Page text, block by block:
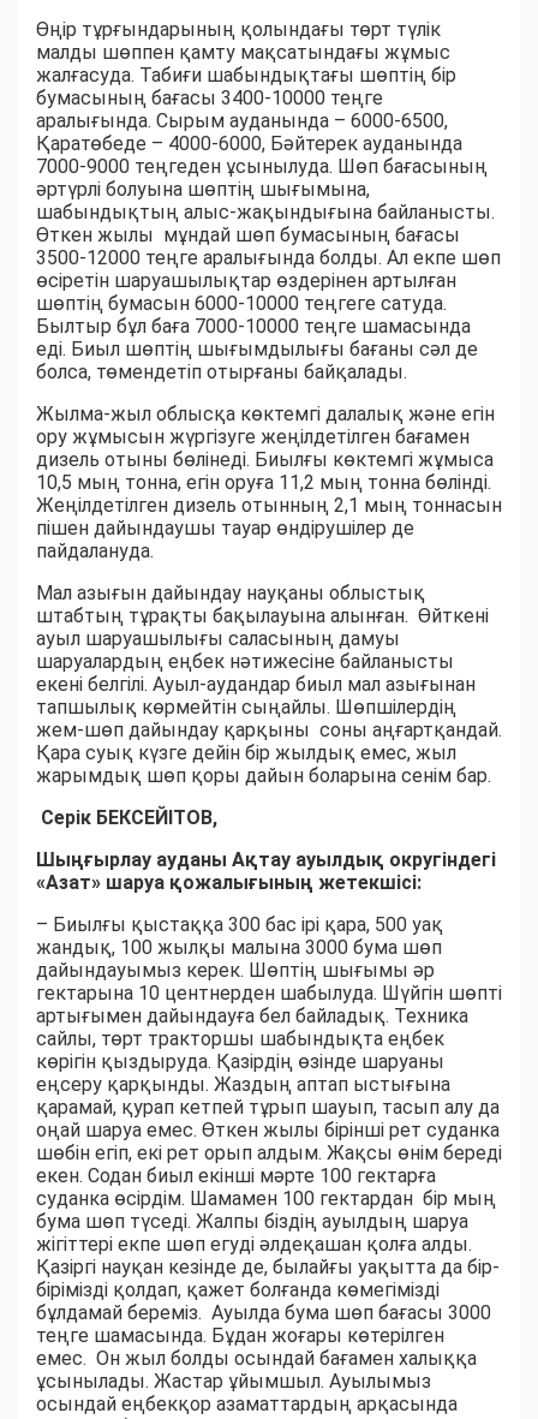
Өңір тұрғындарының қолындағы төрт түлік
малды шөппен қамту мақсатындағы жұмыс
жалғасуда. Табиғи шабындықтағы шөптің бір
бумасының бағасы 3400-10000 теңге
аралығында. Сырым ауданында – 6000-6500,
Қаратөбеде – 4000-6000, Бәйтерек ауданында
7000-9000 теңгеден ұсынылуда. Шөп бағасының
әртүрлі болуына шөптің шығымына,
шабындықтың алыс-жақындығына байланысты.
Өткен жылы мұндай шөп бумасының бағасы
3500-12000 теңге аралығында болды. Ал екпе шөп
өсіретін шаруашылықтар өздерінен артылған
шөптің бумасын 6000-10000 теңгеге сатуда.
Былтыр бұл баға 7000-10000 теңге шамасында
еді. Биыл шөптің шығымдылығы бағаны сәл де
болса, төмендетіп отырғаны байқалады.
Жылма-жыл облысқа көктемгі далалық және егін
ору жұмысын жүргізуге жеңілдетілген бағамен
дизель отыны бөлінеді. Биылғы көктемгі жұмыса
10,5 мың тонна, егін оруға 11,2 мың тонна бөлінді.
Жеңілдетілген дизель отынның 2,1 мың тоннасын
пішен дайындаушы тауар өндірушілер де
пайдалануда.
Мал азығын дайындау науқаны облыстық
штабтың тұрақты бақылауына алынған. Өйткені
ауыл шаруашылығы саласының дамуы
шаруалардың еңбек нәтижесіне байланысты
екені белгілі. Ауыл-аудандар биыл мал азығынан
тапшылық көрмейтін сыңайлы. Шөпшілердің
жем-шөп дайындау қарқыны соны аңғартқандай.
Қара суық күзге дейін бір жылдық емес, жыл
жарымдық шөп қоры дайын боларына сенім бар.
Серік БЕКСЕЙІТОВ,
Шыңғырлау ауданы Ақтау ауылдық округіндегі
«Азат» шаруа қожалығының жетекшісі:
– Биылғы қыстаққа 300 бас ірі қара, 500 уақ
жандық, 100 жылқы малына 3000 бума шөп
дайындауымыз керек. Шөптің шығымы әр
гектарына 10 центнерден шабылуда. Шүйгін шөпті
артығымен дайындауға бел байладық. Техника
сайлы, төрт тракторшы шабындықта еңбек
көрігін қыздыруда. Қазірдің өзінде шаруаны
еңсеру қарқынды. Жаздың аптап ыстығына
қарамай, қурап кетпей тұрып шауып, тасып алу да
оңай шаруа емес. Өткен жылы бірінші рет суданка
шөбін егіп, екі рет орып алдым. Жақсы өнім береді
екен. Содан биыл екінші мәрте 100 гектарға
суданка өсірдім. Шамамен 100 гектардан бір мың
бума шөп түседі. Жалпы біздің ауылдың шаруа
жігіттері екпе шөп егуді әлдеқашан қолға алды.
Қазіргі науқан кезінде де, былайғы уақытта да бір-
бірімізді қолдап, қажет болғанда көмегімізді
бұлдамай береміз. Ауылда бума шөп бағасы 3000
теңге шамасында. Бұдан жоғары көтерілген
емес. Он жыл болды осындай бағамен халыққа
ұсынылады. Жастар ұйымшыл. Ауылымыз
осындай еңбекқор азаматтардың арқасында